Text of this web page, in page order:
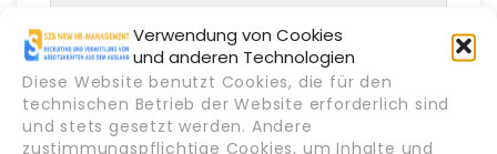
Verwendung von Cookies
und anderen Technologien
Diese Website benutzt Cookies, die für den
technischen Betrieb der Website erforderlich sind
und stets gesetzt werden. Andere
zustimmungspflichtige Cookies, um Inhalte und